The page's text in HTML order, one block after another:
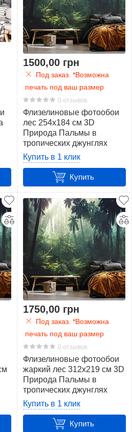
5
Под
дерево(доски)
Полет
Попугай
Природа
Птица
17
Растение
45
Река
4
Сафари
Сказка
Структура
Терраса
1500,00 грн
Под заказ. *Возможна
печать под ваш размер
0 отзывов
Флизелиновые фотообои
лес 254x184 см 3D
Природа Пальмы в
тропических джунглях
(14555V4)+клей
Купить в 1 клик
Купить
1750,00 грн
Под заказ. *Возможна
печать под ваш размер
0 отзывов
Флизелиновые фотообои
жаркий лес 312x219 см 3D
Природа Пальмы в
тропических джунглях
(14555VEXXL)+клей
Купить в 1 клик
Купить